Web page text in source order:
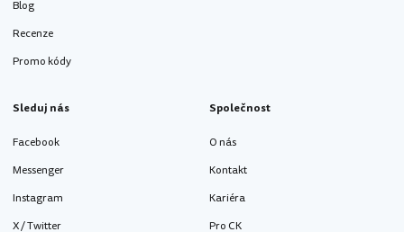
Blog
Recenze
Promo kódy
Sleduj nás
Facebook
Messenger
Instagram
X / Twitter
Společnost
O nás
Kontakt
Kariéra
Pro CK